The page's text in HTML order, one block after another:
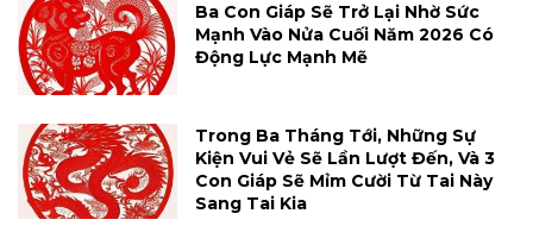
Ba Con Giáp Sẽ Trở Lại Nhờ Sức
Mạnh Vào Nửa Cuối Năm 2026 Có
Động Lực Mạnh Mẽ
Trong Ba Tháng Tới, Những Sự
Kiện Vui Vẻ Sẽ Lần Lượt Đến, Và 3
Con Giáp Sẽ Mỉm Cười Từ Tai Này
Sang Tai Kia